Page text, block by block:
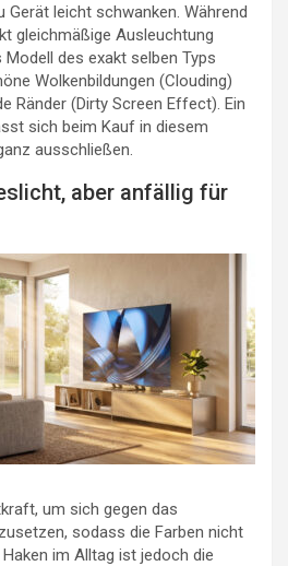
Gerät leicht schwanken. Während
gleichmäßige Ausleuchtung
des exakt selben Typs
Wolkenbildungen (Clouding)
Ränder (Dirty Screen Effect). Ein
sich beim Kauf in diesem
ausschließen.
aber anfällig für
um sich gegen das
sodass die Farben nicht
im Alltag ist jedoch die